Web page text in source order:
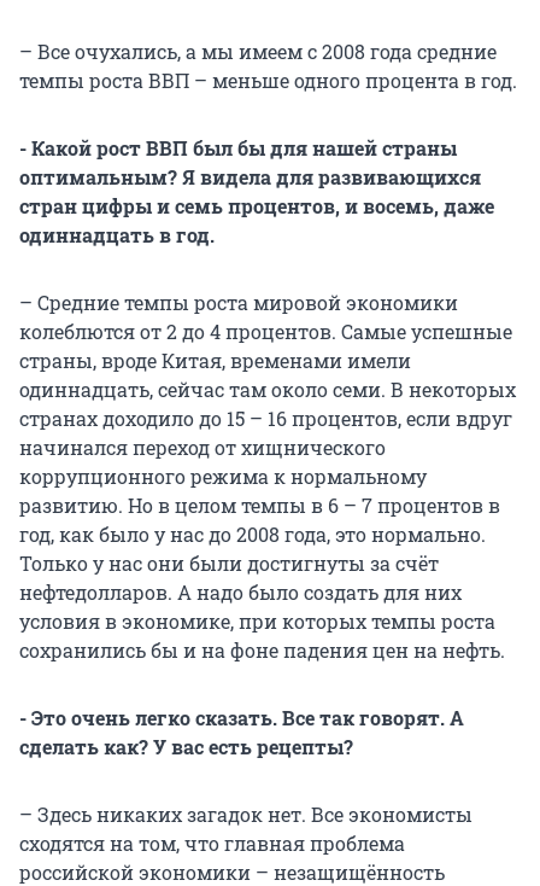
– Все очухались, а мы имеем с 2008 года средние
темпы роста ВВП – меньше одного процента в год.
- Какой рост ВВП был бы для нашей страны
оптимальным? Я видела для развивающихся
стран цифры и семь процентов, и восемь, даже
одиннадцать в год.
– Средние темпы роста мировой экономики
колеблются от 2 до 4 процентов. Самые успешные
страны, вроде Китая, временами имели
одиннадцать, сейчас там около семи. В некоторых
странах доходило до 15 – 16 процентов, если вдруг
начинался переход от хищнического
коррупционного режима к нормальному
развитию. Но в целом темпы в 6 – 7 процентов в
год, как было у нас до 2008 года, это нормально.
Только у нас они были достигнуты за счёт
нефтедолларов. А надо было создать для них
условия в экономике, при которых темпы роста
сохранились бы и на фоне падения цен на нефть.
- Это очень легко сказать. Все так говорят. А
сделать как? У вас есть рецепты?
– Здесь никаких загадок нет. Все экономисты
сходятся на том, что главная проблема
российской экономики – незащищённость